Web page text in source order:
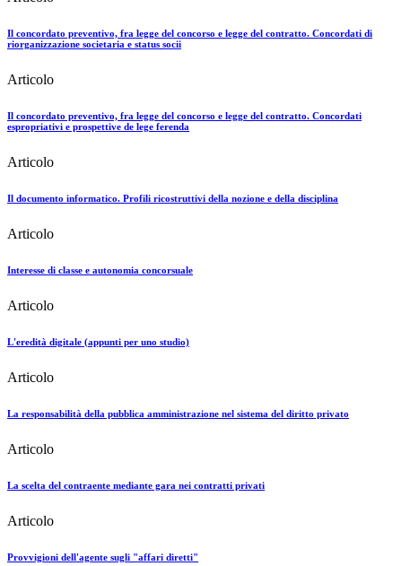
Il concordato preventivo, fra legge del concorso e legge del contratto. Concordati di
riorganizzazione societaria e status socii
Articolo
Il concordato preventivo, fra legge del concorso e legge del contratto. Concordati
espropriativi e prospettive de lege ferenda
Articolo
Il documento informatico. Profili ricostruttivi della nozione e della disciplina
Articolo
Interesse di classe e autonomia concorsuale
Articolo
L'eredità digitale (appunti per uno studio)
Articolo
La responsabilità della pubblica amministrazione nel sistema del diritto privato
Articolo
La scelta del contraente mediante gara nei contratti privati
Articolo
Provvigioni dell'agente sugli "affari diretti"